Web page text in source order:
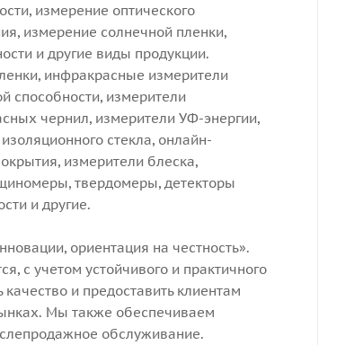
измерение оптического
измерение солнечной пленки,
и другие виды продукции.
инфракрасные измерители
способности, измерители
чернил, измерители УФ-энергии,
стекла, онлайн-
измерители блеска,
твердомеры, детекторы
и другие.
ориентация на честность».
с учетом устойчивого и практичного
и предоставить клиентам
Мы также обеспечиваем
обслуживание.